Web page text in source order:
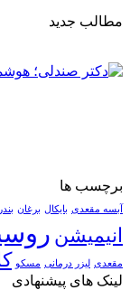
مطالب جدید
برچسب ها
آبسه مقعدی بایکال برغان
انیمیشن
مقعدی لیزر درمانی مسکو
لینک های پیشنهادی